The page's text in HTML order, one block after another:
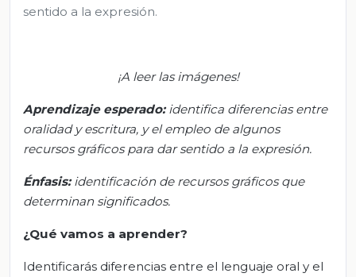
sentido a la expresión.
¡A leer las imágenes!
Aprendizaje esperado: identifica diferencias entre
oralidad y escritura, y el empleo de algunos
recursos gráficos para dar sentido a la expresión.
Énfasis:identificación de recursos gráficos que
determinan significados.
¿Qué vamos a aprender?
Identificarás diferencias entre el lenguaje oral y el